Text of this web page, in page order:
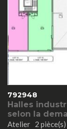
792948
Halles
selon la
Atelier 2 pièce(s)